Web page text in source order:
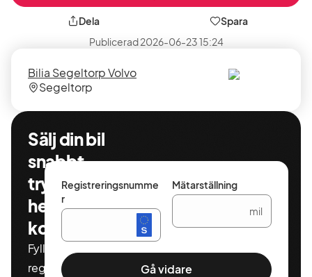
Dela
Spara
Publicerad2026-06-23 15:24
Säljare
Bilia Segeltorp Volvo
Säljarens
platsSegeltorp
Sälj din bil
snabbt,
tryggt och
helt
kostnadsfritt
Fyll i ditt
registeringnummer
Registreringsnumme
r
Mätarställning
mil
Gå vidare